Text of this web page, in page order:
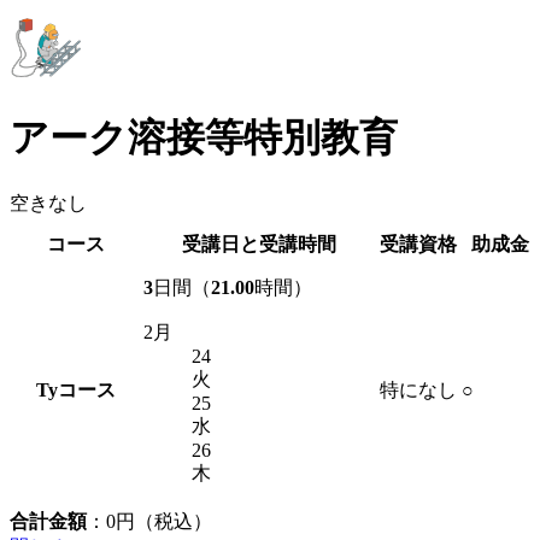
アーク溶接等特別教育
空きなし
コース
受講日と受講時間 受講資格 助成金
Tyコース
3日間（21.00時間）
2月
24
火
25
水
26
木
特になし ○
合計金額： 0円（税込）